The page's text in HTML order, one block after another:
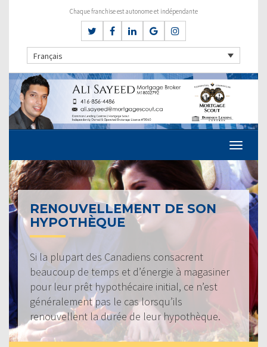
Chaque franchise est autonome et indépendante
Français
RENOUVELLEMENT DE SON
HYPOTHÈQUE
Si la plupart des Canadiens consacrent
beaucoup de temps et d’énergie à magasiner
pour leur prêt hypothécaire initial, ce n’est
généralement pas le cas lorsqu’ils
renouvellent la durée de leur hypothèque.